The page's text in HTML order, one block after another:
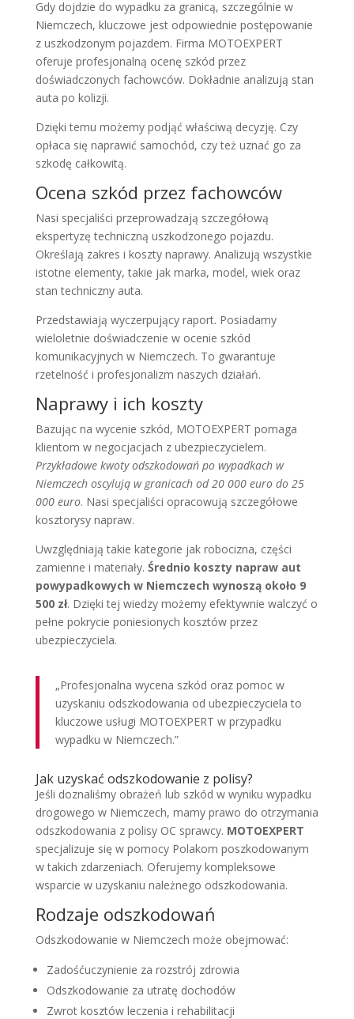
Gdy dojdzie do wypadku za granicą, szczególnie w
Niemczech, kluczowe jest odpowiednie postępowanie
z uszkodzonym pojazdem. Firma MOTOEXPERT
oferuje profesjonalną ocenę szkód przez
doświadczonych fachowców. Dokładnie analizują stan
auta po kolizji.
Dzięki temu możemy podjąć właściwą decyzję. Czy
opłaca się naprawić samochód, czy też uznać go za
szkodę całkowitą.
Ocena szkód przez fachowców
Nasi specjaliści przeprowadzają szczegółową
ekspertyzę techniczną uszkodzonego pojazdu.
Określają zakres i koszty naprawy. Analizują wszystkie
istotne elementy, takie jak marka, model, wiek oraz
stan techniczny auta.
Przedstawiają wyczerpujący raport. Posiadamy
wieloletnie doświadczenie w ocenie szkód
komunikacyjnych w Niemczech. To gwarantuje
rzetelność i profesjonalizm naszych działań.
Naprawy i ich koszty
Bazując na wycenie szkód, MOTOEXPERT pomaga
klientom w negocjacjach z ubezpieczycielem.
Przykładowe kwoty odszkodowań po wypadkach w
Niemczech oscylują w granicach od 20 000 euro do 25
000 euro. Nasi specjaliści opracowują szczegółowe
kosztorysy napraw.
Uwzględniają takie kategorie jak robocizna, części
zamienne i materiały. Średnio koszty napraw aut
powypadkowych w Niemczech wynoszą około 9
500 zł. Dzięki tej wiedzy możemy efektywnie walczyć o
pełne pokrycie poniesionych kosztów przez
ubezpieczyciela.
„Profesjonalna wycena szkód oraz pomoc w
uzyskaniu odszkodowania od ubezpieczyciela to
kluczowe usługi MOTOEXPERT w przypadku
wypadku w Niemczech.”
Jak uzyskać odszkodowanie z polisy?
Jeśli doznaliśmy obrażeń lub szkód w wyniku wypadku
drogowego w Niemczech, mamy prawo do otrzymania
odszkodowania z polisy OC sprawcy. MOTOEXPERT
specjalizuje się w pomocy Polakom poszkodowanym
w takich zdarzeniach. Oferujemy kompleksowe
wsparcie w uzyskaniu należnego odszkodowania.
Rodzaje odszkodowań
Odszkodowanie w Niemczech może obejmować:
Zadośćuczynienie za rozstrój zdrowia
Odszkodowanie za utratę dochodów
Zwrot kosztów leczenia i rehabilitacji